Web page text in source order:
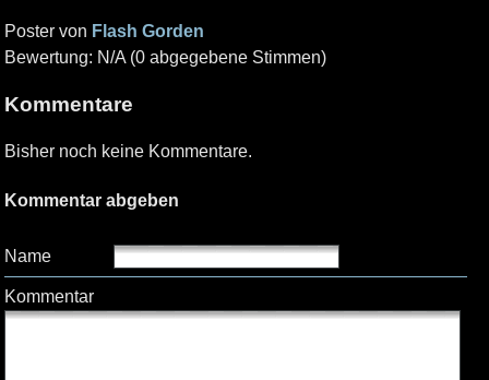
Poster von Flash Gorden
Bewertung: N/A (0 abgegebene Stimmen)
Kommentare
Bisher noch keine Kommentare.
Kommentar abgeben
Name
Kommentar